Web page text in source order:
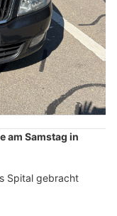
am Samstag in
Spital gebracht